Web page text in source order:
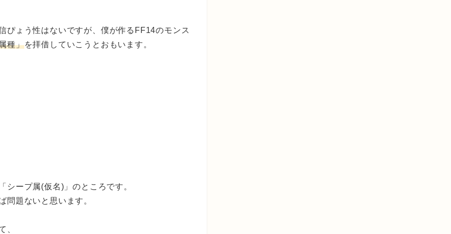
ぴょう性はないですが、僕が作るFF14のモンス
種」を拝借していこうとおもいます。
シープ属(仮名)」のところです。
問題ないと思います。
、